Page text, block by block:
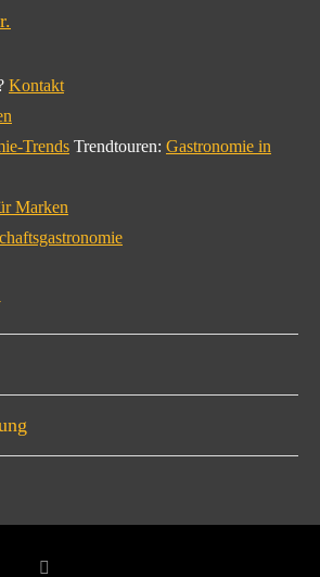
Kontakt
Trends Trendtouren: Gastronomie in
Marken